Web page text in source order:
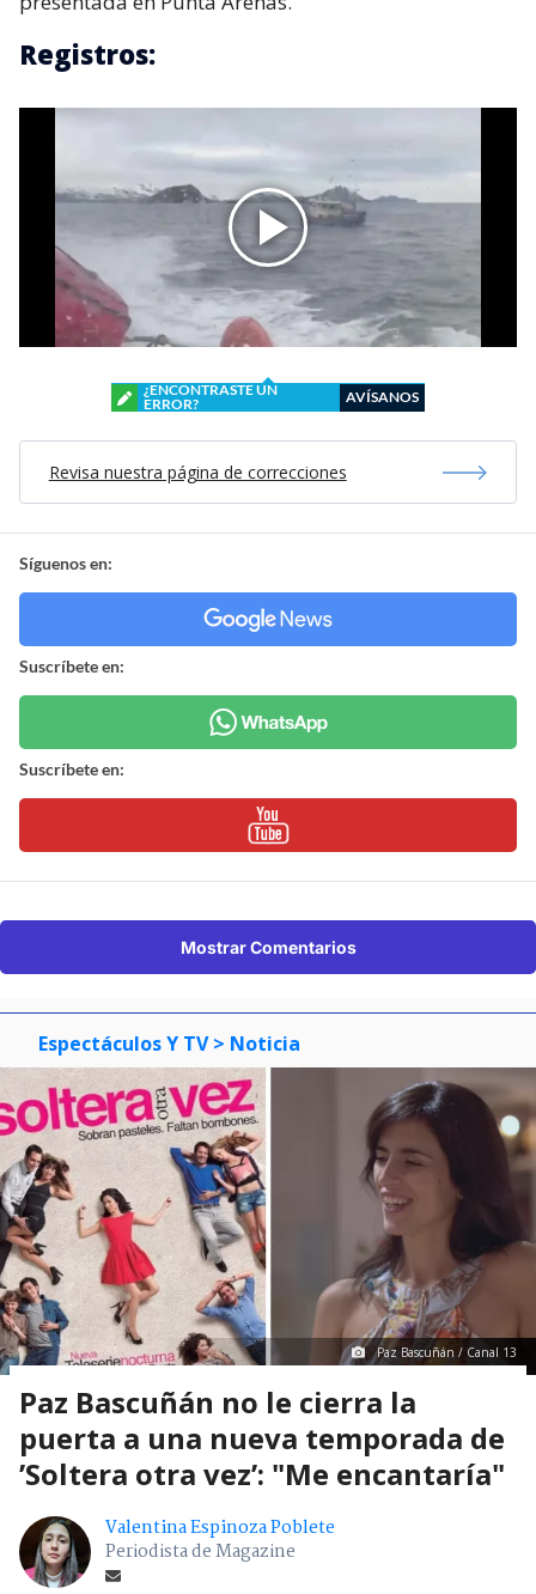
Registros:
¿ENCONTRASTE UN
ERROR?
AVÍSANOS
Revisa nuestra página de correcciones
Síguenos en:
Suscríbete en:
Suscríbete en:
Mostrar Comentarios
Espectáculos Y TV > Noticia
Paz Bascuñán / Canal 13
Paz Bascuñán no le cierra la
puerta a una nueva temporada de
’Soltera otra vez’: "Me encantaría"
Valentina Espinoza Poblete
Periodista de Magazine